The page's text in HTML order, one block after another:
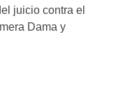
juicio contra el
Dama y